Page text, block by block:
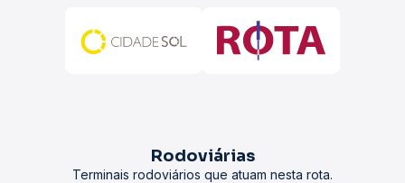
Rodoviárias
Terminais rodoviários que atuam nesta rota.